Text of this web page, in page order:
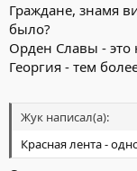
Граждане, знамя
было?
Орден Славы -
Георгия - тем
Жук написал(а):
Красная лента -